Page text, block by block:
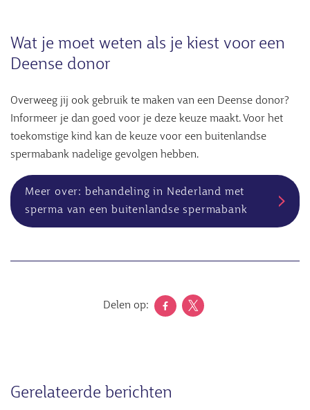
Wat je moet weten als je kiest voor een
Deense donor
Overweeg jij ook gebruik te maken van een Deense donor?
Informeer je dan goed voor je deze keuze maakt. Voor het
toekomstige kind kan de keuze voor een buitenlandse
spermabank nadelige gevolgen hebben.
Meer over: behandeling in Nederland met
sperma van een buitenlandse spermabank
Delen op:
Gerelateerde berichten